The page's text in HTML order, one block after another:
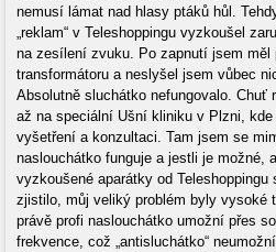
nemusí lámat nad hlasy ptáků hůl.
„reklam“ v Teleshoppingu vyzkoušel
na zesílení zvuku. Po zapnutí jsem
transformátoru a neslyšel jsem vůbec
Absolutně sluchátko nefungovalo. Chuť
až na speciální Ušní kliniku v Plzni,
vyšetření a konzultaci. Tam jsem se
naslouchátko funguje a jestli je možné,
vyzkoušené aparátky od
zjistilo, můj veliký problém byly vysoké
právě profi naslouchátko umožní přes
frekvence, což „antisluchátko“